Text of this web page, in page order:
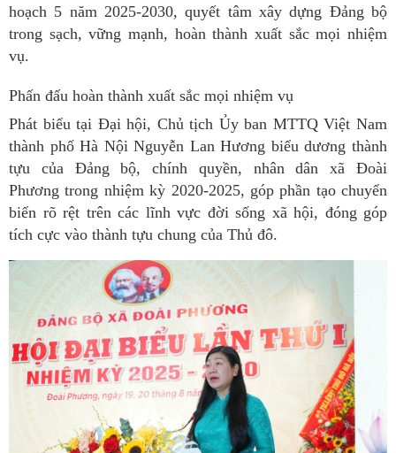
hoạch 5 năm 2025-2030, quyết tâm xây dựng Đảng bộ
trong sạch, vững mạnh, hoàn thành xuất sắc mọi nhiệm
vụ.
Phấn đấu hoàn thành xuất sắc mọi nhiệm vụ
Phát biểu tại Đại hội, Chủ tịch Ủy ban MTTQ Việt Nam
thành phố Hà Nội Nguyễn Lan Hương biểu dương thành
tựu của Đảng bộ, chính quyền, nhân dân xã Đoài
Phương trong nhiệm kỳ 2020-2025, góp phần tạo chuyển
biến rõ rệt trên các lĩnh vực đời sống xã hội, đóng góp
tích cực vào thành tựu chung của Thủ đô.